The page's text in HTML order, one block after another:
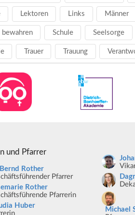
Lektoren Links Männer
bewahren Schule Seelsorge
Trauer Trauung
und Pfarrer
Rother
Pfarrer
Rother
Pfarrerin
Huber
Michael